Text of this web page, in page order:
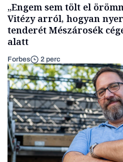
„Engem sem tölt el
Vitézy arról, hogyan
tenderét Mészárosék
alatt
Forbes 2 perc